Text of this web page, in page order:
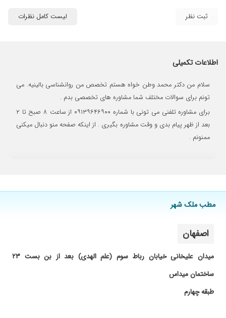
فوق العاده عالی و وقت شناس مودب و با تخصص
پزشک قابلی هستن ۱۴۰۱/۱۲/۱۱
بسیار دکتر صبور و با حوصله ای هستن
تشخیصشون عالیه و تکنیک های فوق العاده ای
استفاده میکنن کارشون حرف نداره
گوش داد.
ثبت نظر لیست کامل نظرات
اطلاعات تکمیلی
سلام من دکتر محمد وطن خواه هستم تخصص من روانشناسی بالینیه. می
تونم برای سوالات مختلف شما مشاوره های تخصصی بدم .
برای مشاوره تلفنی می تونی با شماره ۰۹۱۳۹۶۴۶۹۰۰ از ساعت ۸ صبح تا ۲
بعد از ظهر پیام بدی و وقت مشاوره بگیری . از اینکه صفحه منو دنبال میکنی
ممنونم .
مطب ملک شهر
اصفهان
میدان علیخانی خیابان رباط سوم (علم الهدی) بعد از بن بست ۲۳
ساختمان میداس
طبقه چهارم